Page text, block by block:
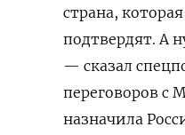
страна,
подтвердят. А
— сказал
переговоров с
назначила